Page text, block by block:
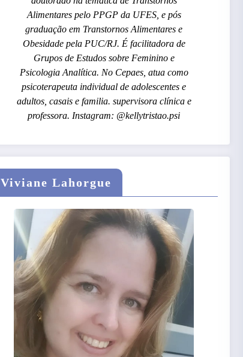
Alimentares pelo PPGP da UFES, e pós
graduação em Transtornos Alimentares e
Obesidade pela PUC/RJ. É facilitadora de
Grupos de Estudos sobre Feminino e
Psicologia Analítica. No Cepaes, atua como
psicoterapeuta individual de adolescentes e
adultos, casais e familia. supervisora clínica e
professora. Instagram: @kellytristao.psi
Viviane Lahorgue